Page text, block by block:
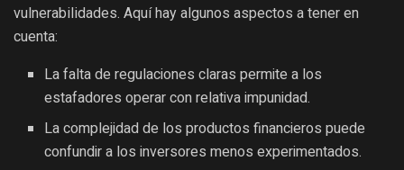
vulnerabilidades. Aquí hay algunos aspectos a tener en
cuenta:
La falta de regulaciones claras permite a los
estafadores operar con relativa impunidad.
La complejidad de los productos financieros puede
confundir a los inversores menos experimentados.